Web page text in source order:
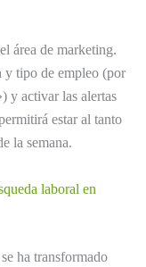
área de marketing.
y tipo de empleo (por
y activar las alertas
estar al tanto
la semana.
laboral en
se ha transformado